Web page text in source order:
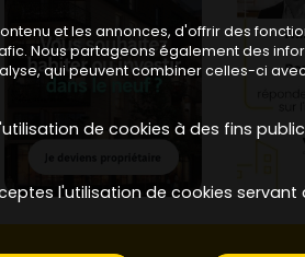
et les annonces, d'offrir des
Nous partageons également des
qui peuvent combiner celles-ci
de cookies à des fins
l'utilisation de cookies servant